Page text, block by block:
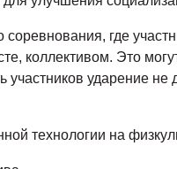
где
коллективом. Это
участников ударение
технологии на